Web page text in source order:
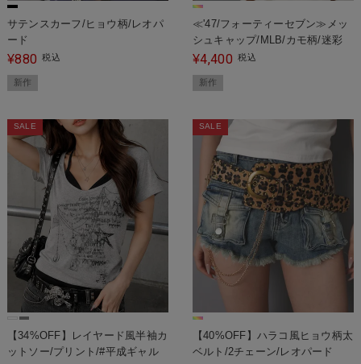
サテンスカーフ/ヒョウ柄/レオパ
ード
¥880 税込
新作
≪'47/フォーティーセブン≫メッ
シュキャップ/MLB/カモ柄/迷彩
¥4,400 税込
新作
SALE
【34%OFF】レイヤード風半袖カ
ットソー/プリント/#平成ギャル
SALE
【40%OFF】ハラコ風ヒョウ柄太
ベルト/2チェーン/レオパード